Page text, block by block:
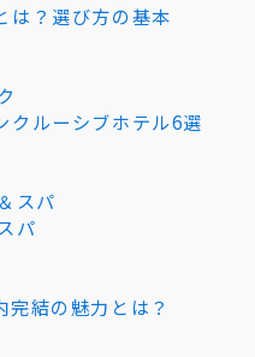
は？選び方の基本
クルーシブホテル6選
スパ
パ
結の魅力とは？